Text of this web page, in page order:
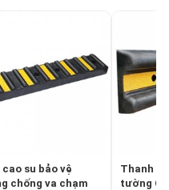
su bảo vệ
chống va chạm
Thanh
tường